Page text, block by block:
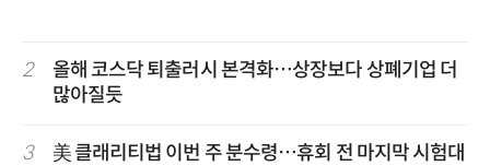
2
올해 코스닥 퇴출러시 본격화…상장보다 상폐기업 더
많아질듯
3 美 클래리티법 이번 주 분수령…휴회 전 마지막 시험대